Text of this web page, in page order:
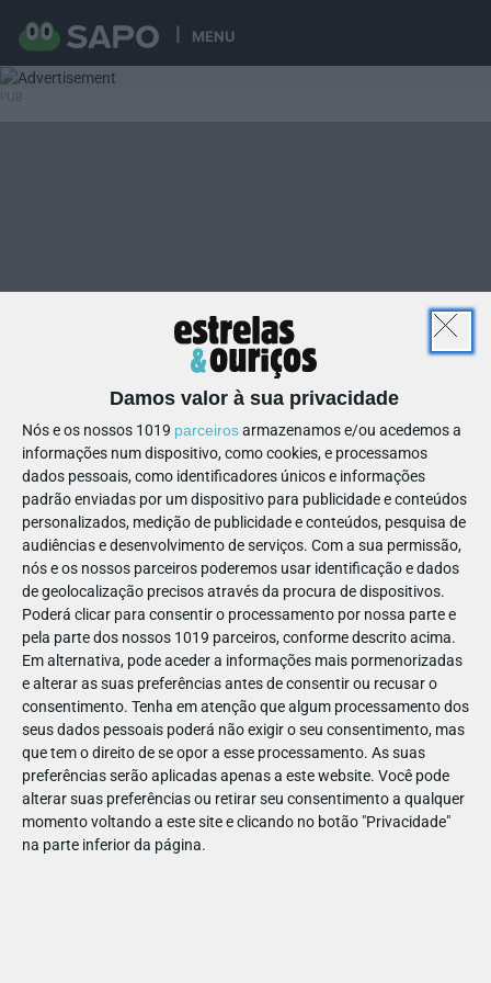
MENU
Damos valor à sua privacidade
Nós e os nossos 1019 parceirosarmazenamos e/ou acedemos a
informações num dispositivo, como cookies, e processamos
dados pessoais, como identificadores únicos e informações
padrão enviadas por um dispositivo para publicidade e conteúdos
personalizados, medição de publicidade e conteúdos, pesquisa de
audiências e desenvolvimento de serviços. Com a sua permissão,
nós e os nossos parceiros poderemos usar identificação e dados
de geolocalização precisos através da procura de dispositivos.
Poderá clicar para consentir o processamento por nossa parte e
pela parte dos nossos 1019 parceiros, conforme descrito acima.
Em alternativa, pode aceder a informações mais pormenorizadas
e alterar as suas preferências antes de consentir ou recusar o
consentimento. Tenha em atenção que algum processamento dos
seus dados pessoais poderá não exigir o seu consentimento, mas
que tem o direito de se opor a esse processamento. As suas
preferências serão aplicadas apenas a este website. Você pode
alterar suas preferências ou retirar seu consentimento a qualquer
momento voltando a este site e clicando no botão "Privacidade"
na parte inferior da página.
23
807001854677466